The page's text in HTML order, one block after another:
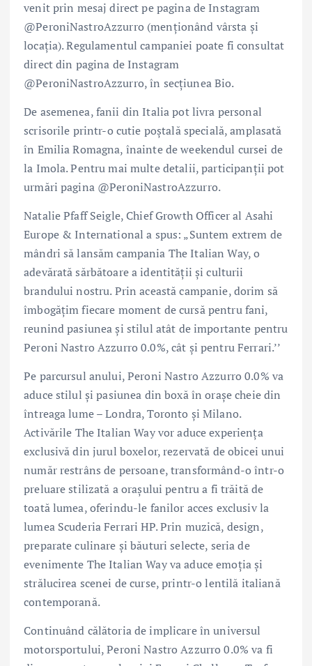
venit prin mesaj direct pe pagina de Instagram
@PeroniNastroAzzurro (menționând vârsta și
locația). Regulamentul campaniei poate fi consultat
direct din pagina de Instagram
@PeroniNastroAzzurro, în secțiunea Bio.
De asemenea, fanii din Italia pot livra personal
scrisorile printr-o cutie poștală specială, amplasată
în Emilia Romagna, înainte de weekendul cursei de
la Imola. Pentru mai multe detalii, participanții pot
urmări pagina @PeroniNastroAzzurro.
Natalie Pfaff Seigle, Chief Growth Officer al Asahi
Europe & International a spus: „Suntem extrem de
mândri să lansăm campania The Italian Way, o
adevărată sărbătoare a identității și culturii
brandului nostru. Prin această campanie, dorim să
îmbogățim fiecare moment de cursă pentru fani,
reunind pasiunea și stilul atât de importante pentru
Peroni Nastro Azzurro 0.0%, cât și pentru Ferrari.’’
Pe parcursul anului, Peroni Nastro Azzurro 0.0% va
aduce stilul și pasiunea din boxă în orașe cheie din
întreaga lume – Londra, Toronto și Milano.
Activările The Italian Way vor aduce experiența
exclusivă din jurul boxelor, rezervată de obicei unui
număr restrâns de persoane, transformând-o într-o
preluare stilizată a orașului pentru a fi trăită de
toată lumea, oferindu-le fanilor acces exclusiv la
lumea Scuderia Ferrari HP. Prin muzică, design,
preparate culinare și băuturi selecte, seria de
evenimente The Italian Way va aduce emoția și
strălucirea scenei de curse, printr-o lentilă italiană
contemporană.
Continuând călătoria de implicare în universul
motorsportului, Peroni Nastro Azzurro 0.0% va fi